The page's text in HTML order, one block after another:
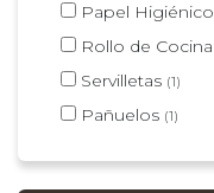
Papel Higiénico
Rollo de Cocina
Servilletas (1)
Pañuelos (1)